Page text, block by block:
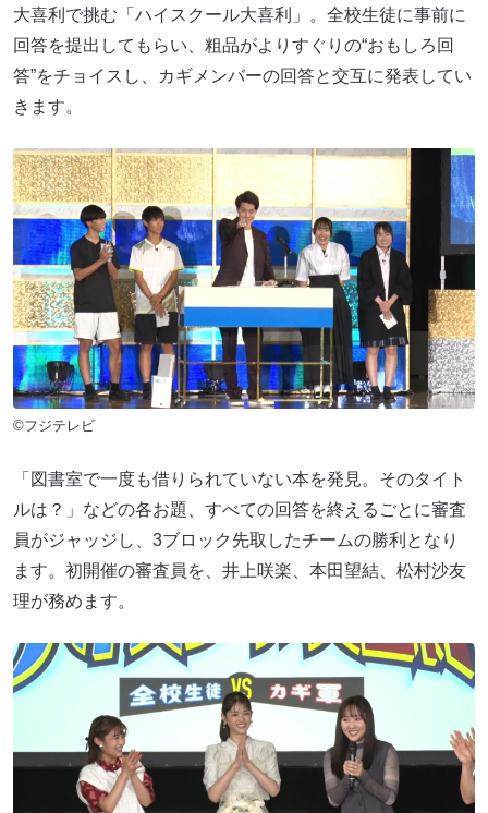
大喜利で挑む「ハイスクール大喜利」。全校生徒に事前に
回答を提出してもらい、粗品がよりすぐりの“おもしろ回
答”をチョイスし、カギメンバーの回答と交互に発表してい
きます。
©フジテレビ
「図書室で一度も借りられていない本を発見。そのタイト
ルは？」などの各お題、すべての回答を終えるごとに審査
員がジャッジし、3ブロック先取したチームの勝利となり
ます。初開催の審査員を、井上咲楽、本田望結、松村沙友
理が務めます。